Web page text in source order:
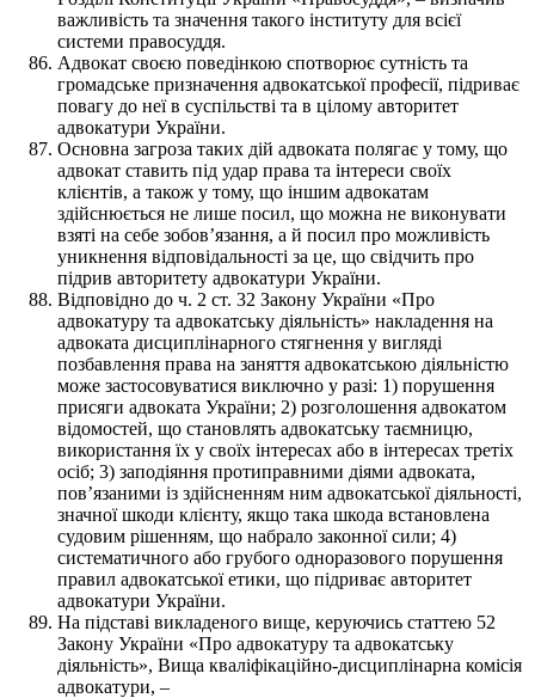
важливість та значення такого інституту для всієї
системи правосуддя.
Адвокат своєю поведінкою спотворює сутність та
громадське призначення адвокатської професії, підриває
повагу до неї в суспільстві та в цілому авторитет
адвокатури України.
Основна загроза таких дій адвоката полягає у тому, що
адвокат ставить під удар права та інтереси своїх
клієнтів, а також у тому, що іншим адвокатам
здійснюється не лише посил, що можна не виконувати
взяті на себе зобов’язання, а й посил про можливість
уникнення відповідальності за це, що свідчить про
підрив авторитету адвокатури України.
Відповідно до ч. 2 ст. 32 Закону України «Про
адвокатуру та адвокатську діяльність» накладення на
адвоката дисциплінарного стягнення у вигляді
позбавлення права на заняття адвокатською діяльністю
може застосовуватися виключно у разі: 1) порушення
присяги адвоката України; 2) розголошення адвокатом
відомостей, що становлять адвокатську таємницю,
використання їх у своїх інтересах або в інтересах третіх
осіб; 3) заподіяння протиправними діями адвоката,
пов’язаними із здійсненням ним адвокатської діяльності,
значної шкоди клієнту, якщо така шкода встановлена
судовим рішенням, що набрало законної сили; 4)
систематичного або грубого одноразового порушення
правил адвокатської етики, що підриває авторитет
адвокатури України.
На підставі викладеного вище, керуючись статтею 52
Закону України «Про адвокатуру та адвокатську
діяльність», Вища кваліфікаційно-дисциплінарна комісія
адвокатури, –